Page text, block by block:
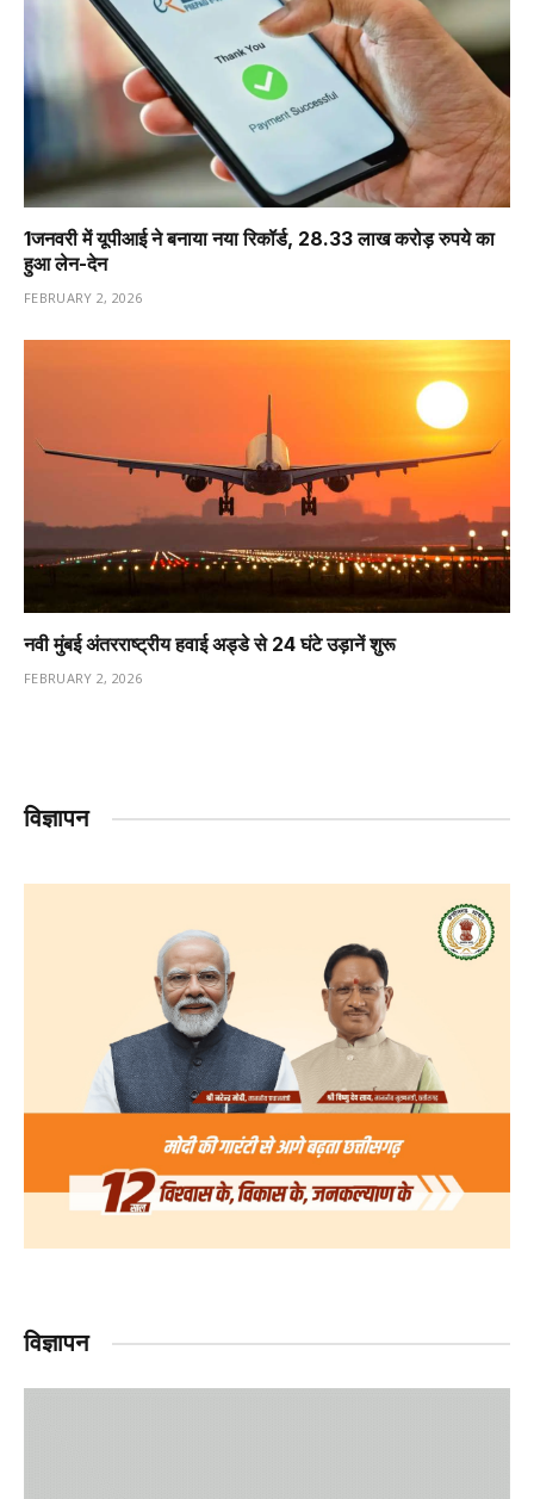
1️जनवरी में यूपीआई ने बनाया नया रिकॉर्ड, 28.33 लाख करोड़ रुपये का
हुआ लेन-देन
FEBRUARY 2, 2026
नवी मुंबई अंतरराष्ट्रीय हवाई अड्डे से 24 घंटे उड़ानें शुरू
FEBRUARY 2, 2026
विज्ञापन
विज्ञापन